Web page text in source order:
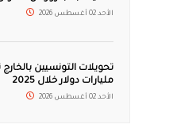
الأحد 02 أغسطس 2026
مليارات دولار خلال 2025
الأحد 02 أغسطس 2026